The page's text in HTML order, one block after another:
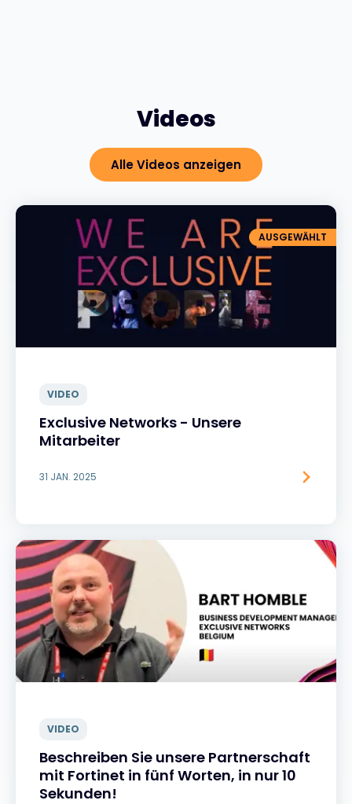
Videos
Alle Videos anzeigen
AUSGEWÄHLT
VIDEO
Exclusive Networks - Unsere
Mitarbeiter
31 JAN. 2025
VIDEO
Beschreiben Sie unsere Partnerschaft
mit Fortinet in fünf Worten, in nur 10
Sekunden!